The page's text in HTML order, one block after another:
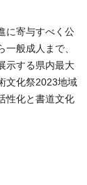
に寄与すべく公
般成人まで、
示する県内最大
文化祭2023地域
性化と書道文化